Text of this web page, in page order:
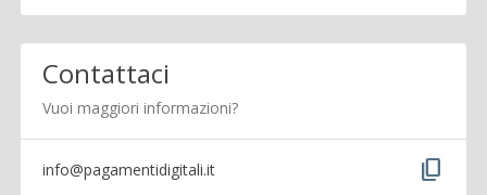
Contattaci
Vuoi maggiori informazioni?
info@pagamentidigitali.it content_copy